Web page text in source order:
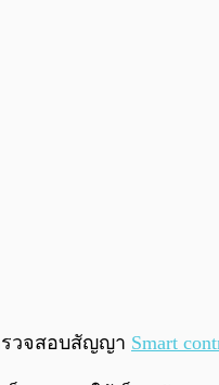
รวจสอบสัญญา Smart